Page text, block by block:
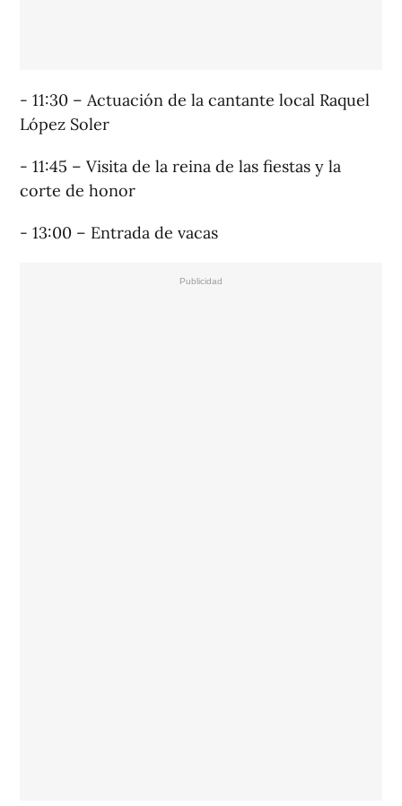
- 11:30 – Actuación de la cantante local Raquel
López Soler
- 11:45 – Visita de la reina de las fiestas y la
corte de honor
- 13:00 – Entrada de vacas